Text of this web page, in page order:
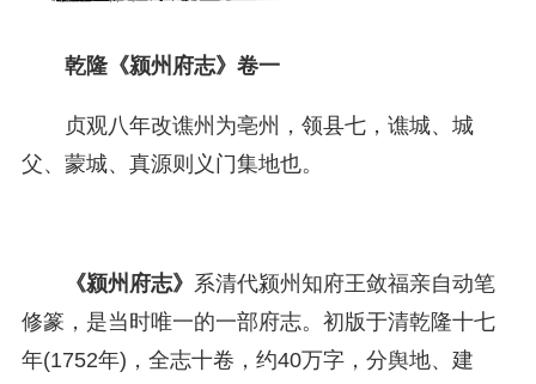
乾隆《颍州府志》卷一
贞观八年改谯州为亳州，领县七，谯城、城
父、蒙城、真源则义门集地也。
《颍州府志》 系清代颍州知府王敛福亲自动笔
修篆，是当时唯一的一部府志。初版于清乾隆十七
年(1752年)，全志十卷，约40万字，分舆地、建